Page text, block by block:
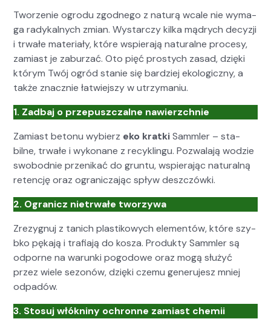
Tworze­nie ogro­du zgod­nego z naturą wcale nie wyma­
ga radykalnych zmi­an. Wystar­czy kil­ka mądrych decyzji
i trwałe mate­ri­ały, które wspier­a­ją nat­u­ralne pro­cesy,
zami­ast je zaburzać. Oto pięć prostych zasad, dzię­ki
którym Twój ogród stanie się bardziej eko­log­iczny, a
także znacznie łatwiejszy w utrzy­ma­niu.
1. Zad­baj o prze­puszczalne naw­ierzch­nie
Zami­ast betonu wybierz eko krat­kiSamm­ler – sta­
bilne, trwałe i wyko­nane z recyk­lin­gu. Pozwala­ją wodzie
swo­bod­nie przenikać do grun­tu, wspier­a­jąc nat­u­ral­ną
retencję oraz ogranicza­jąc spływ deszczów­ki.
2. Ogranicz nietr­wałe tworzy­wa
Zrezygnuj z tanich plas­tikowych ele­men­tów, które szy­
bko pęka­ją i trafi­a­ją do kosza. Pro­duk­ty Samm­ler są
odporne na warun­ki pogodowe oraz mogą służyć
przez wiele sezonów, dzię­ki czemu generu­jesz mniej
odpadów.
3. Sto­suj włókniny ochronne zami­ast chemii